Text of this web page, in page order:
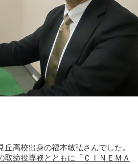
丘高校出身の福本敏弘さんでした。
取締役専務とともに「ＣＩＮＥＭＡ